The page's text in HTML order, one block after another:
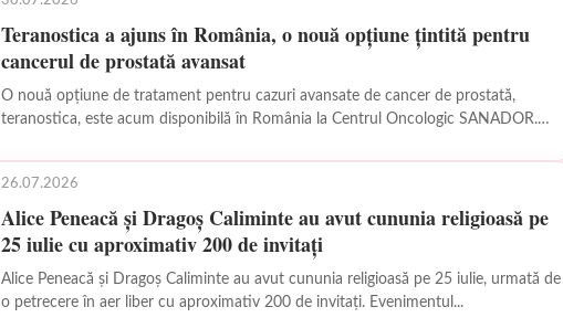
Teranostica a ajuns în România, o nouă opțiune țintită pentru
cancerul de prostată avansat
O nouă opțiune de tratament pentru cazuri avansate de cancer de prostată,
teranostica, este acum disponibilă în România la Centrul Oncologic SANADOR.
26.07.2026
Alice Peneacă și Dragoș Caliminte au avut cununia religioasă pe
25 iulie cu aproximativ 200 de invitați
Alice Peneacă și Dragoș Caliminte au avut cununia religioasă pe 25 iulie, urmată de
o petrecere în aer liber cu aproximativ 200 de invitați. Evenimentul...